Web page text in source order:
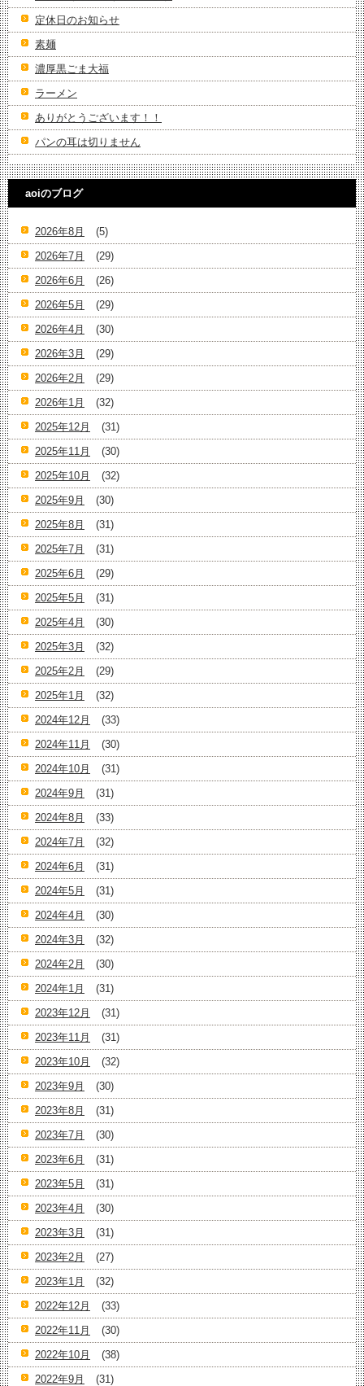
定休日のお知らせ
素麺
濃厚黒ごま大福
ラーメン
ありがとうございます！！
パンの耳は切りません
aoiのブログ
2026年8月
(5)
2026年7月
(29)
2026年6月
(26)
2026年5月
(29)
2026年4月
(30)
2026年3月
(29)
2026年2月
(29)
2026年1月
(32)
2025年12月
(31)
2025年11月
(30)
2025年10月
(32)
2025年9月
(30)
2025年8月
(31)
2025年7月
(31)
2025年6月
(29)
2025年5月
(31)
2025年4月
(30)
2025年3月
(32)
2025年2月
(29)
2025年1月
(32)
2024年12月
(33)
2024年11月
(30)
2024年10月
(31)
2024年9月
(31)
2024年8月
(33)
2024年7月
(32)
2024年6月
(31)
2024年5月
(31)
2024年4月
(30)
2024年3月
(32)
2024年2月
(30)
2024年1月
(31)
2023年12月
(31)
2023年11月
(31)
2023年10月
(32)
2023年9月
(30)
2023年8月
(31)
2023年7月
(30)
2023年6月
(31)
2023年5月
(31)
2023年4月
(30)
2023年3月
(31)
2023年2月
(27)
2023年1月
(32)
2022年12月
(33)
2022年11月
(30)
2022年10月
(38)
2022年9月
(31)